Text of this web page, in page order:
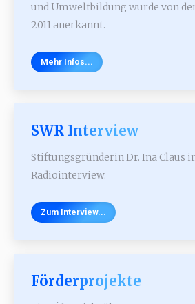
und Umweltbildung wurde von
2011 anerkannt.
Mehr Infos...
SWR Interview
Stiftungsgründerin Dr. Ina Claus
Radiointerview.
Zum Interview...
Förderprojekte